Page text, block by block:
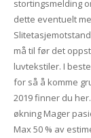
stortingsmelding
dette eventuelt
må til før det
luvtekstiler. I
for så å komme
2019 finner du
økning Mager
Max 50 % av